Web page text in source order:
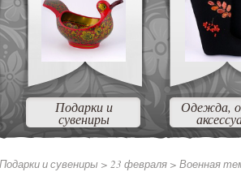
Подарки и
сувениры
Одежда,
Подарки и сувениры > 23 февраля > Военная